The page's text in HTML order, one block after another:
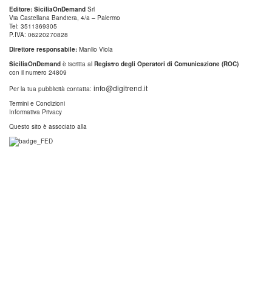
Editore: SiciliaOnDemand Srl
Via Castellana Bandiera, 4/a – Palermo
Tel: 3511369305
P.IVA: 06220270828
Direttore responsabile: Manlio Viola
SiciliaOnDemand è iscritta al Registro degli Operatori di Comunicazione (ROC)
con il numero 24809
Per la tua pubblicità contatta: info@digitrend.it
Termini e Condizioni
Informativa Privacy
Questo sito è associato alla